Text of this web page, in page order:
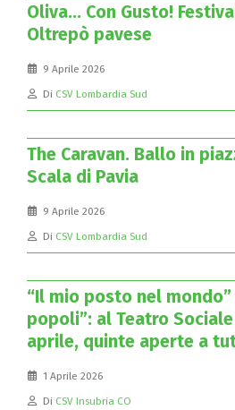
Oliva… Con Gusto!
Oltrepò pavese
9 Aprile 2026
Di CSV Lombardia Sud
The Caravan. Ballo in
Scala di Pavia
9 Aprile 2026
Di CSV Lombardia Sud
“Il mio posto nel
popoli”: al Teatro Sociale
aprile, quinte aperte a
1 Aprile 2026
Di CSV Insubria CO